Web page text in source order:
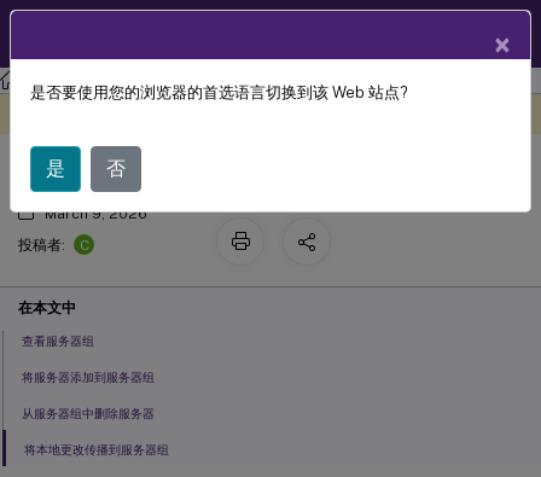
StoreFront StoreFront 当前版本
配置服务器组
March 9, 2026
投稿者:
C
在本文中
查看服务器组
将服务器添加到服务器组
从服务器组中删除服务器
将本地更改传播到服务器组
×
是否要使用您的浏览器的首选语言切换到该 Web 站点?
是 否